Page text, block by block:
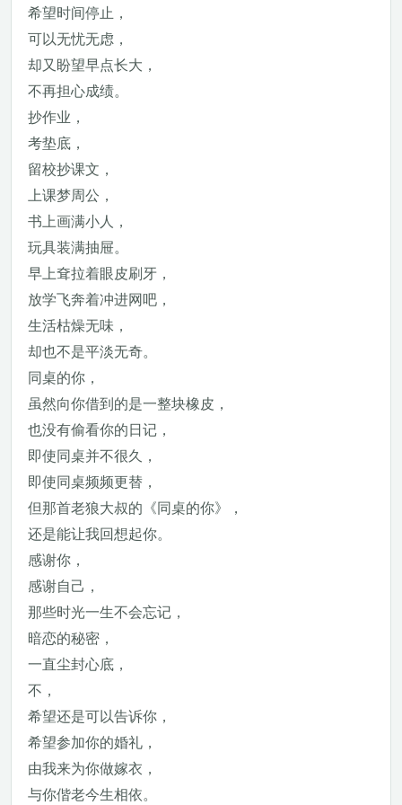
希望时间停止，
可以无忧无虑，
却又盼望早点长大，
不再担心成绩。
抄作业，
考垫底，
留校抄课文，
上课梦周公，
书上画满小人，
玩具装满抽屉。
早上耷拉着眼皮刷牙，
放学飞奔着冲进网吧，
生活枯燥无味，
却也不是平淡无奇。
同桌的你，
虽然向你借到的是一整块橡皮，
也没有偷看你的日记，
即使同桌并不很久，
即使同桌频频更替，
但那首老狼大叔的《同桌的你》，
还是能让我回想起你。
感谢你，
感谢自己，
那些时光一生不会忘记，
暗恋的秘密，
一直尘封心底，
不，
希望还是可以告诉你，
希望参加你的婚礼，
由我来为你做嫁衣，
与你偕老今生相依。